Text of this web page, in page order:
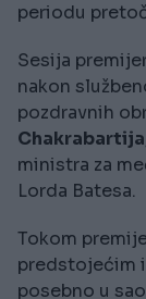
periodu
Sesija
nakon
pozdravnih
Chakrabartija
ministra za
Lorda Batesa.
Tokom
predstojećim
posebno u